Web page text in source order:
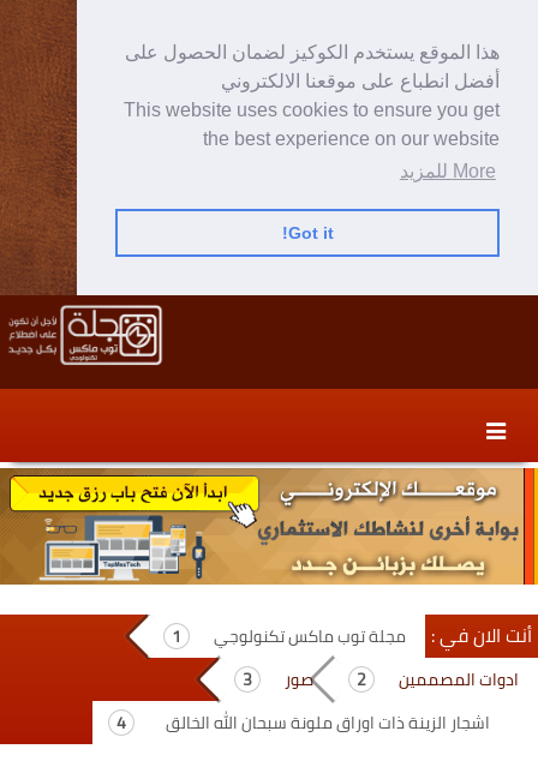
هذا الموقع يستخدم الكوكيز لضمان الحصول على
أفضل انطباع على موقعنا الالكتروني
This website uses cookies to ensure you get
the best experience on our website
More للمزيد
Got it!
content
secondary
content
أنت الان في :
مجلة توب ماكس تكنولوجي
ادوات المصممين
صور
اشجار الزينة ذات اوراق ملونة سبحان الله الخالق